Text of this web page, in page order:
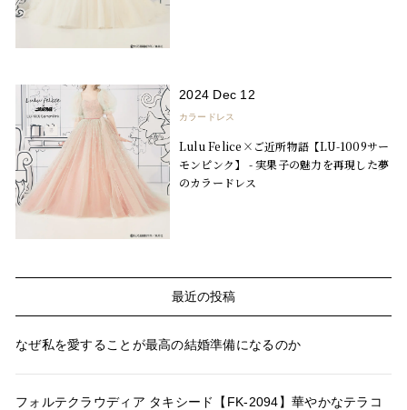
2024 Dec 12
カラードレス
Lulu Felice×ご近所物語【LU-1009サー
モンピンク】 - 実果子の魅力を再現した夢
のカラードレス
最近の投稿
なぜ私を愛することが最高の結婚準備になるのか
フォルテクラウディア タキシード【FK-2094】華やかなテラコ